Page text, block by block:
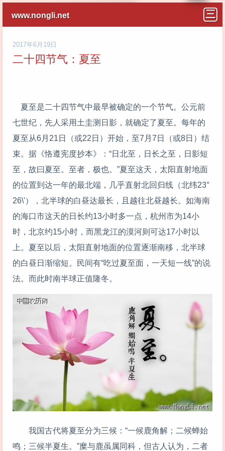
www.nongli.net
2017年6月19日
二十四节气：夏至
夏至是二十四节气中最早被确定的一个节气。公元前
七世纪，先人采用土圭测日影，就确定了夏至。每年的
夏至从6月21日（或22日）开始，至7月7日（或8日）结
束。据《恪遵宪度抄本》：“日北至，日长之至，日影短
至，故曰夏至。至者，极也。”夏至这天，太阳直射地面
的位置到达一年的最北端，几乎直射北回归线（北纬23°
26\'），北半球的白昼达最长，且越往北昼越长。如海南
的海口市这天的日长约13小时多一点，杭州市为14小
时，北京约15小时，而黑龙江的漠河则可达17小时以
上。夏至以后，太阳直射地面的位置逐渐南移，北半球
的白昼日渐缩短。民间有“吃过夏至面，一天短一线”的说
法。而此时南半球正值隆冬。
我国古代将夏至分为三候：“一候鹿角解；二候蝉始
鸣；三候半夏生。”糜与鹿虽属同科，但古人认为，二者